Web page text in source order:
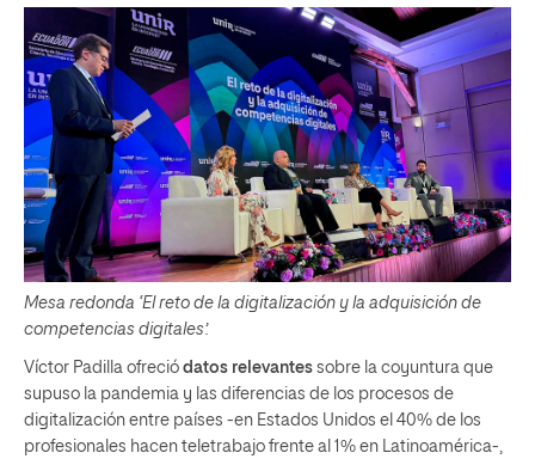
Mesa redonda ‘El reto de la digitalización y la adquisición de
competencias digitales’.
Víctor Padilla ofreció datos relevantes sobre la coyuntura que
supuso la pandemia y las diferencias de los procesos de
digitalización entre países -en Estados Unidos el 40% de los
profesionales hacen teletrabajo frente al 1% en Latinoamérica-,